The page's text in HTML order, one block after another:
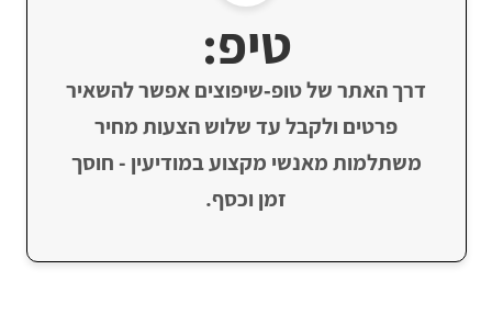
טיפ:
דרך האתר של טופ‑שיפוצים אפשר להשאיר
פרטים ולקבל עד שלוש הצעות מחיר
משתלמות מאנשי מקצוע במודיעין - חוסך
זמן וכסף.